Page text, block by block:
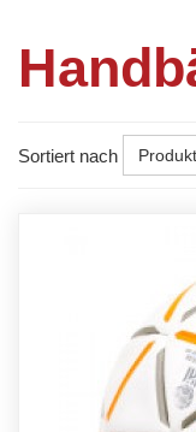
Sortiert nach